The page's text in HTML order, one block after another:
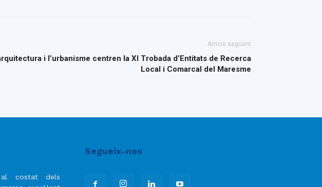
Article següent
i l’urbanisme centren la XI Trobada d’Entitats de Recerca
Local i Comarcal del Maresme
al costat dels
Segueix-nos